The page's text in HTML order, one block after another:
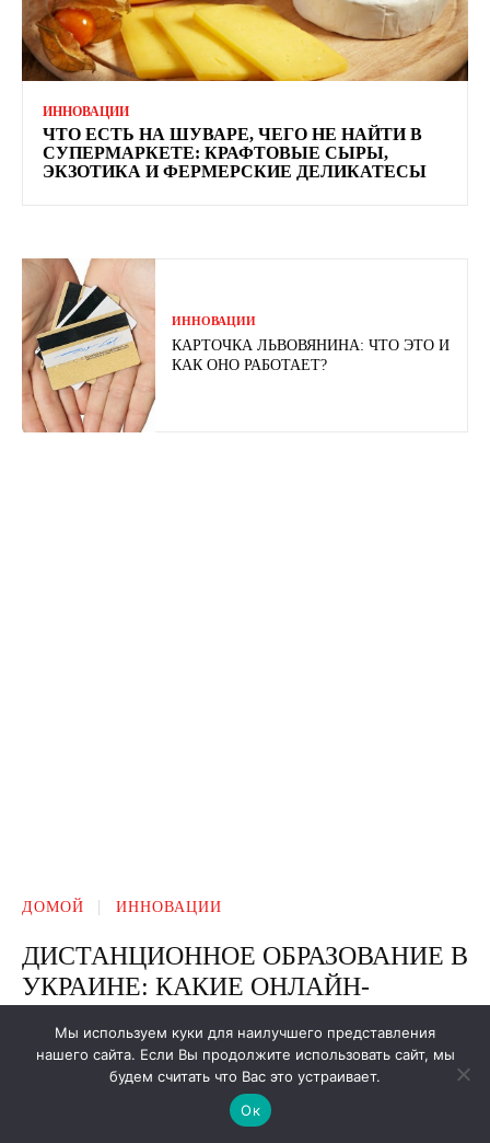
ИННОВАЦИИ
ЧТО ЕСТЬ НА ШУВАРЕ, ЧЕГО НЕ НАЙТИ В
СУПЕРМАРКЕТЕ: КРАФТОВЫЕ СЫРЫ,
ЭКЗОТИКА И ФЕРМЕРСКИЕ ДЕЛИКАТЕСЫ
ИННОВАЦИИ
КАРТОЧКА ЛЬВОВЯНИНА: ЧТО ЭТО И
КАК ОНО РАБОТАЕТ?
Мы используем куки для наилучшего представления
нашего сайта. Если Вы продолжите использовать сайт, мы
будем считать что Вас это устраивает.
Ок